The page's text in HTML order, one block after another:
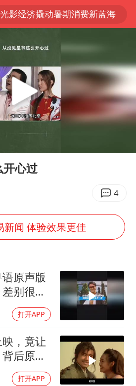
光影经济撬动暑期消费新蓝海
《欢迎来龙餐馆》口碑
西湖突现狂风暴雨 游客瞬间被浇透
香港正式允许“拒绝抢救”
白海豚将正面袭击贯穿浙江
直击东北超：哈尔滨vs通辽
专家：出口是当前资产定价的宏观条件
几元成本的AI广告导致千万市值蒸发
浙江台州《告全体市民书》
酒店回应车内过夜被收150元
乐享全民健身 共筑健康中国
开心过
4
新闻 体验效果更佳
原声版
别很
爷才是他
打开APP
，竟让
后原因
打开APP